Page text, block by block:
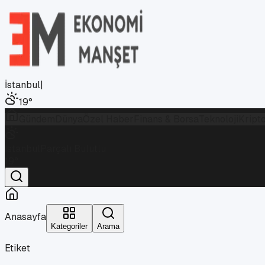
İstanbul|
19°
Anasayfa
Kategoriler Arama
Etiket